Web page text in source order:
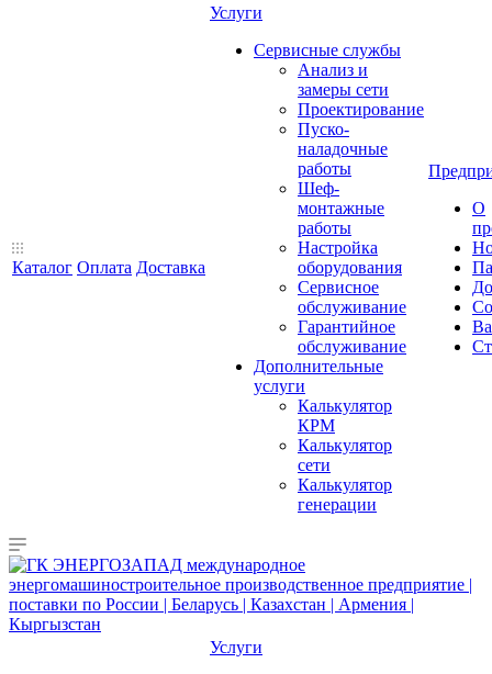
Каталог Оплата Доставка
Услуги
Сервисные службы
Анализ и
замеры сети
Проектирование
Пуско-
наладочные
работы
Шеф-
монтажные
работы
Настройка
оборудования
Сервисное
обслуживание
Гарантийное
обслуживание
Дополнительные
услуги
Калькулятор
КРМ
Калькулятор
сети
Калькулятор
генерации
О
Услуги